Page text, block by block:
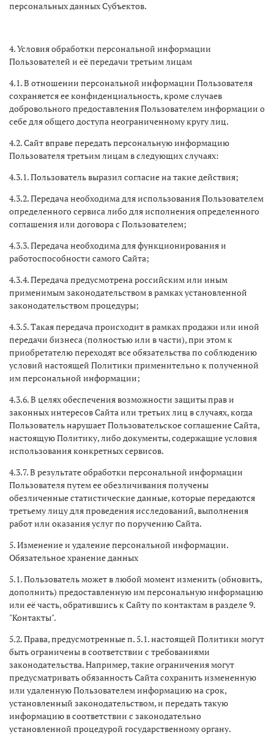
персональных данных Субъектов.
4. Условия обработки персональной информации
Пользователей и её передачи третьим лицам
4.1. В отношении персональной информации Пользователя
сохраняется ее конфиденциальность, кроме случаев
добровольного предоставления Пользователем информации о
себе для общего доступа неограниченному кругу лиц.
4.2. Сайт вправе передать персональную информацию
Пользователя третьим лицам в следующих случаях:
4.3.1. Пользователь выразил согласие на такие действия;
4.3.2. Передача необходима для использования Пользователем
определенного сервиса либо для исполнения определенного
соглашения или договора с Пользователем;
4.3.3. Передача необходима для функционирования и
работоспособности самого Сайта;
4.3.4. Передача предусмотрена российским или иным
применимым законодательством в рамках установленной
законодательством процедуры;
4.3.5. Такая передача происходит в рамках продажи или иной
передачи бизнеса (полностью или в части), при этом к
приобретателю переходят все обязательства по соблюдению
условий настоящей Политики применительно к полученной
им персональной информации;
4.3.6. В целях обеспечения возможности защиты прав и
законных интересов Сайта или третьих лиц в случаях, когда
Пользователь нарушает Пользовательское соглашение Сайта,
настоящую Политику, либо документы, содержащие условия
использования конкретных сервисов.
4.3.7. В результате обработки персональной информации
Пользователя путем ее обезличивания получены
обезличенные статистические данные, которые передаются
третьему лицу для проведения исследований, выполнения
работ или оказания услуг по поручению Сайта.
5. Изменение и удаление персональной информации.
Обязательное хранение данных
5.1. Пользователь может в любой момент изменить (обновить,
дополнить) предоставленную им персональную информацию
или её часть, обратившись к Сайту по контактам в разделе 9.
"Контакты".
5.2. Права, предусмотренные п. 5.1. настоящей Политики могут
быть ограничены в соответствии с требованиями
законодательства. Например, такие ограничения могут
предусматривать обязанность Сайта сохранить измененную
или удаленную Пользователем информацию на срок,
установленный законодательством, и передать такую
информацию в соответствии с законодательно
установленной процедурой государственному органу.